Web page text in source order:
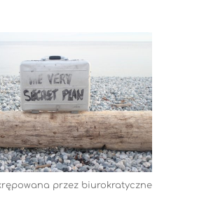
przez biurokratyczne